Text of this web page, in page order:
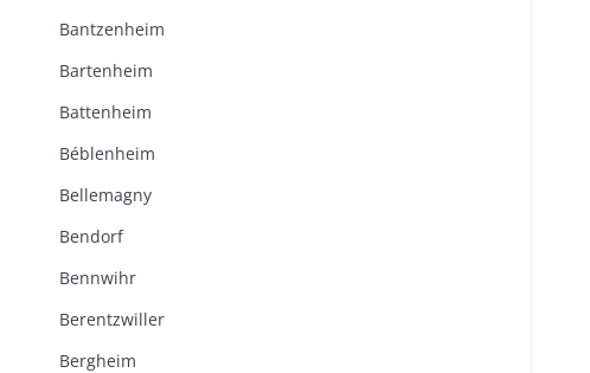
Bantzenheim
Bartenheim
Battenheim
Béblenheim
Bellemagny
Bendorf
Bennwihr
Berentzwiller
Bergheim